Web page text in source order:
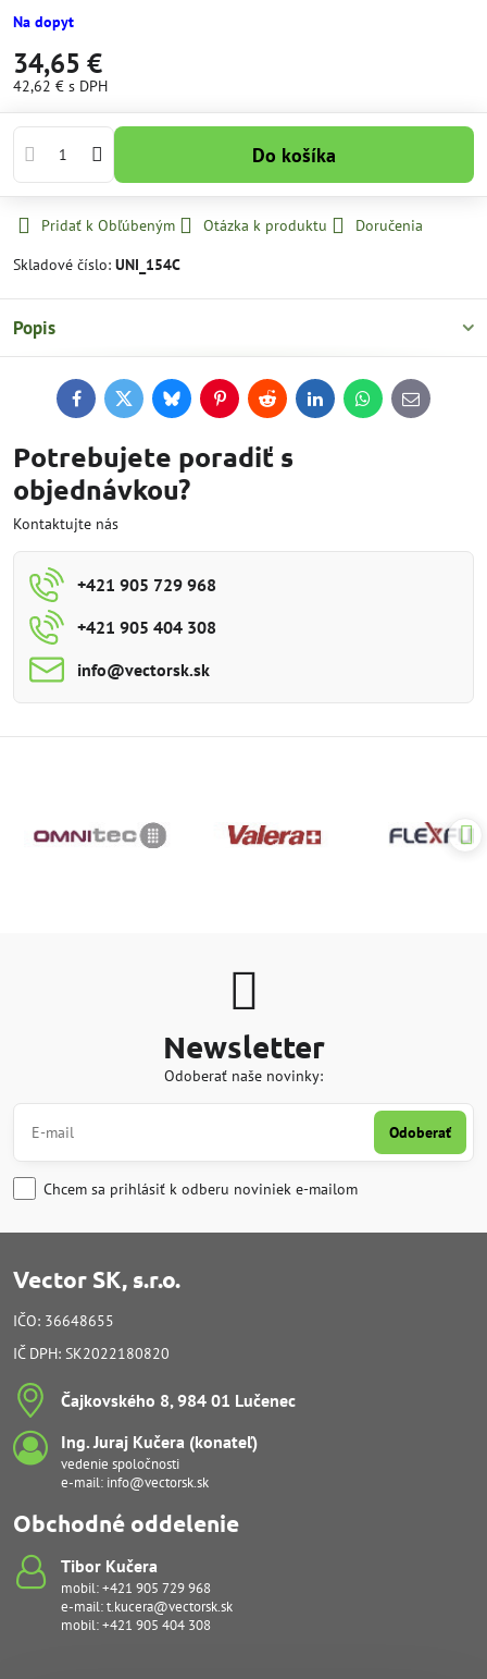
Na dopyt
34,65 €
42,62 € s DPH
Do košíka
Pridať k Obľúbeným Otázka k produktu
Doručenia
Skladové číslo: UNI_154C
Popis
FacebookTwitterBlueskyPinterestReddit LinkedInWhatsApp
E-
mail
Potrebujete poradiť s
objednávkou?
Kontaktujte nás
+421 905 729 968
+421 905 404 308
info​@vectorsk​.sk
Newsletter
Odoberať naše novinky:
Odoberať
Chcem sa prihlásiť k odberu noviniek e-mailom
Vector SK, s.r.o.
IČO: 36648655
IČ DPH: SK2022180820
Čajkovského 8, 984 01 Lučenec
Ing​. Juraj Kučera (konateľ)
vedenie spoločnosti
e-mail: info@vectorsk.sk
Obchodné oddelenie
Tibor Kučera
mobil:+421 905 729 968
e-mail:t.kucera@vectorsk.sk
mobil:+421 905 404 308